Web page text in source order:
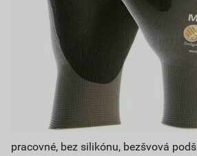
pracovné, bez silikónu, bezšvová